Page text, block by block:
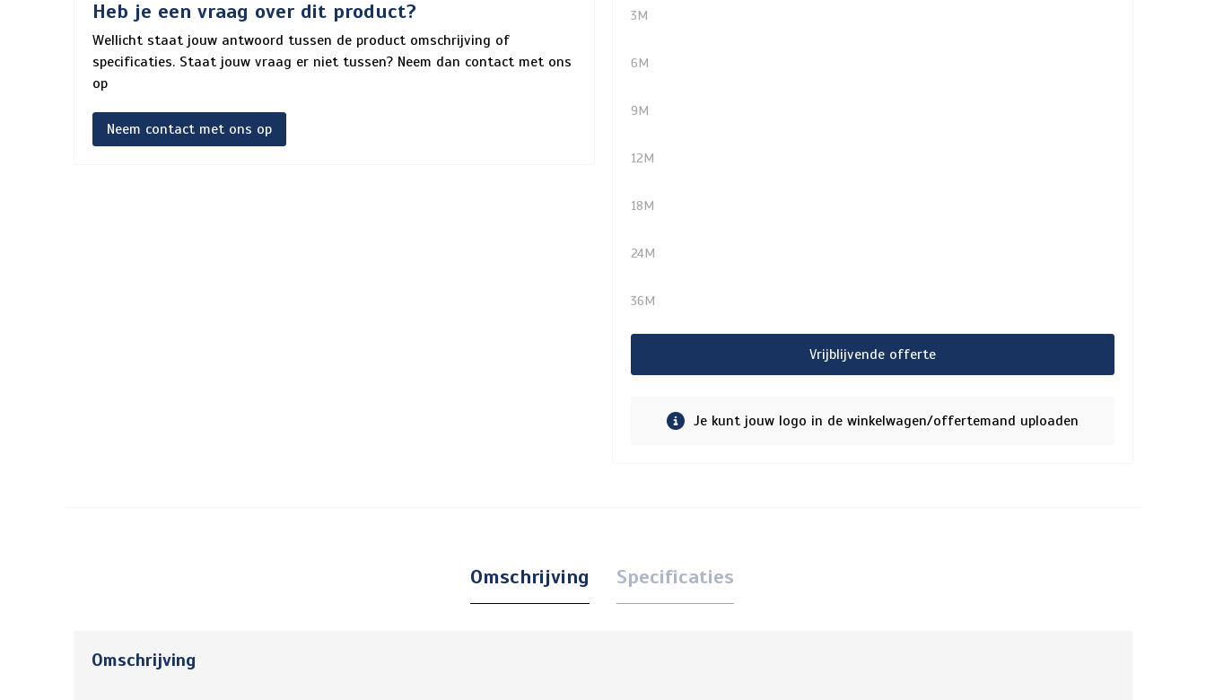
Heb je een vraag over dit product?
Wellicht staat jouw antwoord tussen de product omschrijving of
specificaties. Staat jouw vraag er niet tussen? Neem dan contact met ons
op
Neem contact met ons op
3M
6M
9M
12M
18M
24M
36M
Vrijblijvende offerte
Je kunt jouw logo in de winkelwagen/offertemand uploaden
Omschrijving Specificaties
Omschrijving